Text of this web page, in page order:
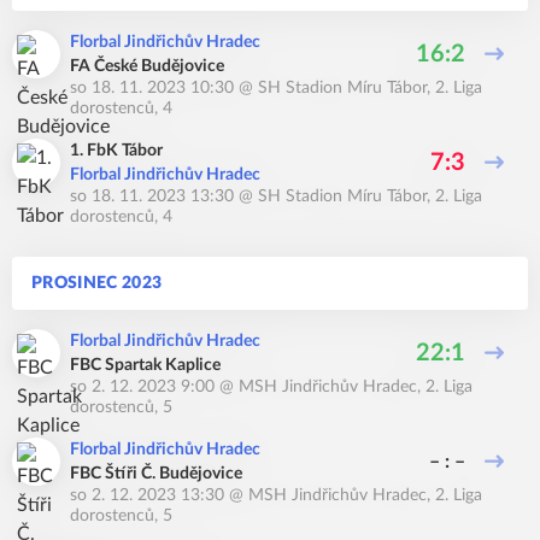
Florbal Jindřichův Hradec
FA České Budějovice
16:2
so 18. 11. 2023 10:30 @ SH Stadion Míru Tábor, 2. Liga
dorostenců, 4
1. FbK Tábor
Florbal Jindřichův Hradec
7:3
so 18. 11. 2023 13:30 @ SH Stadion Míru Tábor, 2. Liga
dorostenců, 4
PROSINEC 2023
Florbal Jindřichův Hradec
FBC Spartak Kaplice
22:1
so 2. 12. 2023 9:00 @ MSH Jindřichův Hradec, 2. Liga
dorostenců, 5
Florbal Jindřichův Hradec
FBC Štíři Č. Budějovice
– : –
so 2. 12. 2023 13:30 @ MSH Jindřichův Hradec, 2. Liga
dorostenců, 5